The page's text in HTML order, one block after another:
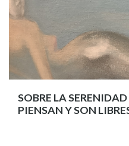
SOBRE LA
PIENSAN Y SON